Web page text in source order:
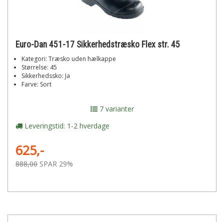
Euro-Dan 451-17 Sikkerhedstræsko Flex str. 45
Kategori: Træsko uden hælkappe
Størrelse: 45
Sikkerhedssko: Ja
Farve: Sort
7 varianter
Leveringstid: 1-2 hverdage
625,-
888,00 SPAR 29%